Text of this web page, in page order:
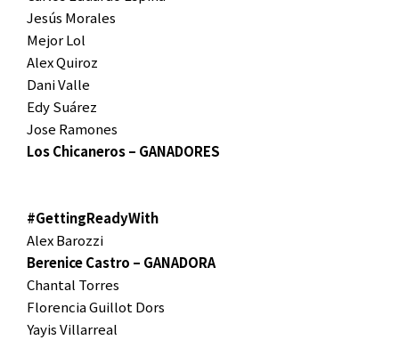
Jesús Morales
Mejor Lol
Alex Quiroz
Dani Valle
Edy Suárez
Jose Ramones
Los Chicaneros – GANADORES
#GettingReadyWith
Alex Barozzi
Berenice Castro – GANADORA
Chantal Torres
Florencia Guillot Dors
Yayis Villarreal